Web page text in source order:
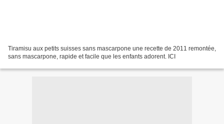
Tiramisu aux petits suisses sans mascarpone une recette de 2011 remontée,
sans mascarpone, rapide et facile que les enfants adorent. ICI